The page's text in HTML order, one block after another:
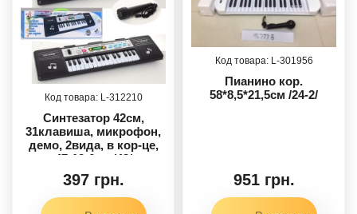
312210
Синтезатор 42см,
31клавиша, микрофон,
демо, 2вида, в кор-це,
47-13-6см /48/
397 грн.
301956
Пианино кор.
58*8,5*21,5см /24-2/
951 грн.